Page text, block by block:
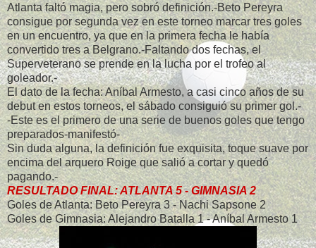
Atlanta faltó magia, pero sobró definición.-Beto Pereyra
consigue por segunda vez en este torneo marcar tres goles
en un encuentro, ya que en la primera fecha le había
convertido tres a Belgrano.-Faltando dos fechas, el
Superveterano se prende en la lucha por el trofeo al
goleador.-
El dato de la fecha: Aníbal Armesto, a casi cinco años de su
debut en estos torneos, el sábado consiguió su primer gol.-
-Este es el primero de una serie de buenos goles que tengo
preparados-manifestó-
Sin duda alguna, la definición fue exquisita, toque suave por
encima del arquero Roige que salió a cortar y quedó
pagando.-
RESULTADO FINAL: ATLANTA 5 - GIMNASIA 2
Goles de Atlanta: Beto Pereyra 3 - Nachi Sapsone 2
Goles de Gimnasia: Alejandro Batalla 1 - Aníbal Armesto 1